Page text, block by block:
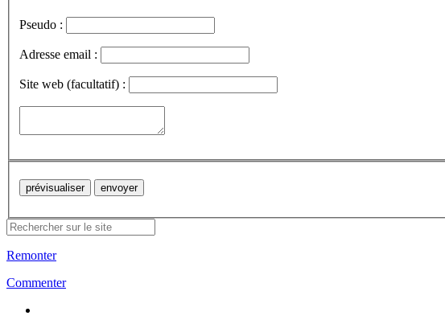
Pseudo :
Adresse email :
Site web (facultatif) :
Remonter
Commenter